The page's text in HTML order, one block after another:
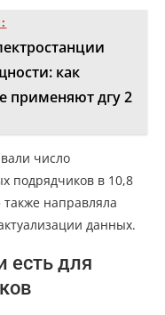
как
применяют дгу 2
число
подрядчиков в 10,8
направляла
данных.
есть для